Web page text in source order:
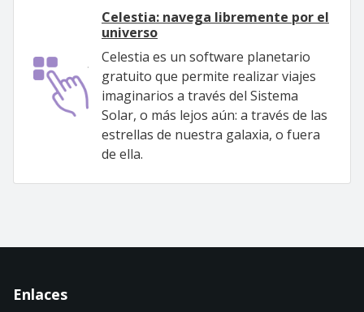
Celestia: navega libremente por el
universo
Celestia es un software planetario
gratuito que permite realizar viajes
imaginarios a través del Sistema
Solar, o más lejos aún: a través de las
estrellas de nuestra galaxia, o fuera
de ella.
Enlaces